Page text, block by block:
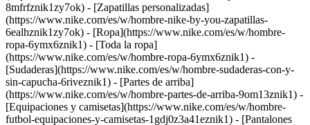
8mfrfznik1zy7ok) - [Zapatillas personalizadas]
(https://www.nike.com/es/w/hombre-nike-by-you-zapatillas-
6ealhznik1zy7ok) - [Ropa](https://www.nike.com/es/w/hombre-
ropa-6ymx6znik1) - [Toda la ropa]
(https://www.nike.com/es/w/hombre-ropa-6ymx6znik1) -
[Sudaderas](https://www.nike.com/es/w/hombre-sudaderas-con-y-
sin-capucha-6riveznik1) - [Partes de arriba]
(https://www.nike.com/es/w/hombre-partes-de-arriba-9om13znik1) -
[Equipaciones y camisetas](https://www.nike.com/es/w/hombre-
futbol-equipaciones-y-camisetas-1gdj0z3a41eznik1) - [Pantalones